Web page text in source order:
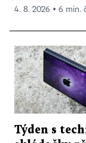
4. 8. 2026 ▪ 6 min.
Týden s